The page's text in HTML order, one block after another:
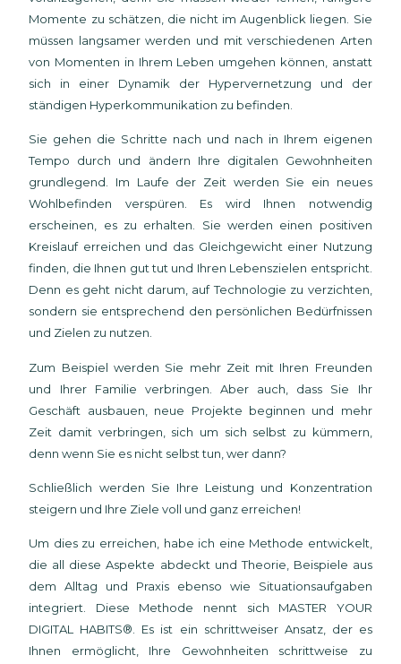
Momente zu schätzen, die nicht im Augenblick liegen. Sie
müssen langsamer werden und mit verschiedenen Arten
von Momenten in Ihrem Leben umgehen können, anstatt
sich in einer Dynamik der Hypervernetzung und der
ständigen Hyperkommunikation zu befinden.
Sie gehen die Schritte nach und nach in Ihrem eigenen
Tempo durch und ändern Ihre digitalen Gewohnheiten
grundlegend. Im Laufe der Zeit werden Sie ein neues
Wohlbefinden verspüren. Es wird Ihnen notwendig
erscheinen, es zu erhalten. Sie werden einen positiven
Kreislauf erreichen und das Gleichgewicht einer Nutzung
finden, die Ihnen gut tut und Ihren Lebenszielen entspricht.
Denn es geht nicht darum, auf Technologie zu verzichten,
sondern sie entsprechend den persönlichen Bedürfnissen
und Zielen zu nutzen.
Zum Beispiel werden Sie mehr Zeit mit Ihren Freunden
und Ihrer Familie verbringen. Aber auch, dass Sie Ihr
Geschäft ausbauen, neue Projekte beginnen und mehr
Zeit damit verbringen, sich um sich selbst zu kümmern,
denn wenn Sie es nicht selbst tun, wer dann?
Schließlich werden Sie Ihre Leistung und Konzentration
steigern und Ihre Ziele voll und ganz erreichen!
Um dies zu erreichen, habe ich eine Methode entwickelt,
die all diese Aspekte abdeckt und Theorie, Beispiele aus
dem Alltag und Praxis ebenso wie Situationsaufgaben
integriert. Diese Methode nennt sich MASTER YOUR
DIGITAL HABITS®. Es ist ein schrittweiser Ansatz, der es
Ihnen ermöglicht, Ihre Gewohnheiten schrittweise zu